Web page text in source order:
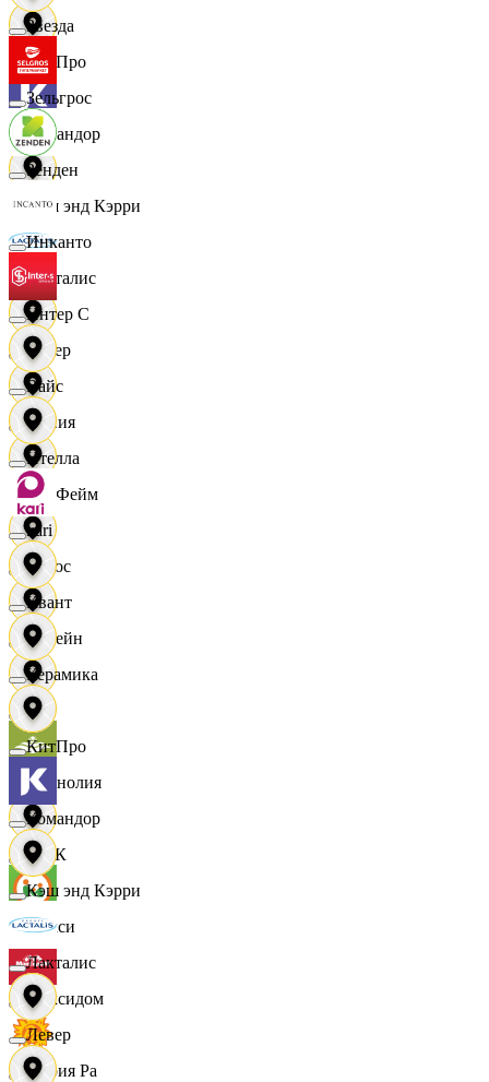
КитПро
Командор
Кэш энд Кэрри
Лакталис
Левер
Линия
ЛисФейм
Логос
Лорейн
Луч
Магнолия
МАК
Макси
Максидом
Мария Ра
Звезда
Зельгрос
Зенден
Инканто
Интер С
Вайс
Ителла
kari
Квант
Керамика
КитПро
Командор
Кэш энд Кэрри
Лакталис
Левер